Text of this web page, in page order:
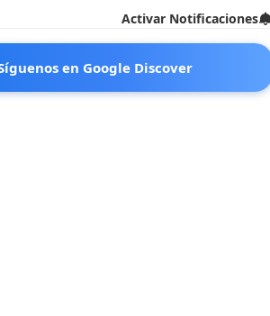
Activar Notificaciones
en Google Discover